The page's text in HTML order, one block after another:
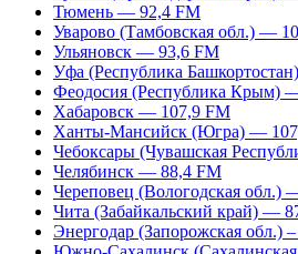
Тюмень — 92,4 FM
Уварово (Тамбовская обл.) —
Ульяновск — 93,6 FM
Уфа (Республика
Феодосия (Республика Крым)
Хабаровск — 107,9 FM
Ханты-Мансийск (Югра) —
Чебоксары (Чувашская
Челябинск — 88,4 FM
Череповец (Вологодская обл.)
Чита (Забайкальский край) —
Энергодар (Запорожская обл.)